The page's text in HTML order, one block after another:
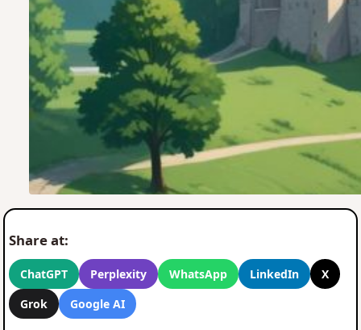
Share at:
ChatGPT Perplexity WhatsApp LinkedIn
X
Grok
Google AI